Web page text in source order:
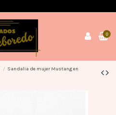
0
Sandalia de mujer Mustang en